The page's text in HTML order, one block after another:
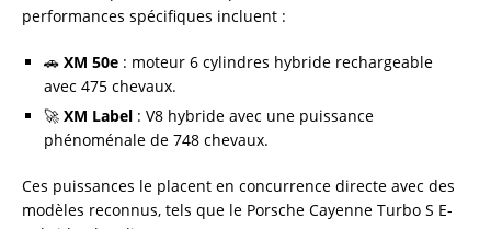
performances spécifiques incluent :
🚗 XM 50e : moteur 6 cylindres hybride rechargeable
avec 475 chevaux.
🚀 XM Label : V8 hybride avec une puissance
phénoménale de 748 chevaux.
Ces puissances le placent en concurrence directe avec des
modèles reconnus, tels que le Porsche Cayenne Turbo S E-